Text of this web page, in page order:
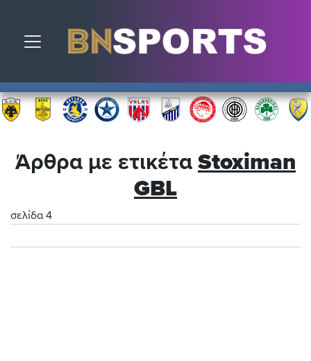
Toggle navigation
Άρθρα με ετικέτα Stoximan
GBL
σελίδα 4